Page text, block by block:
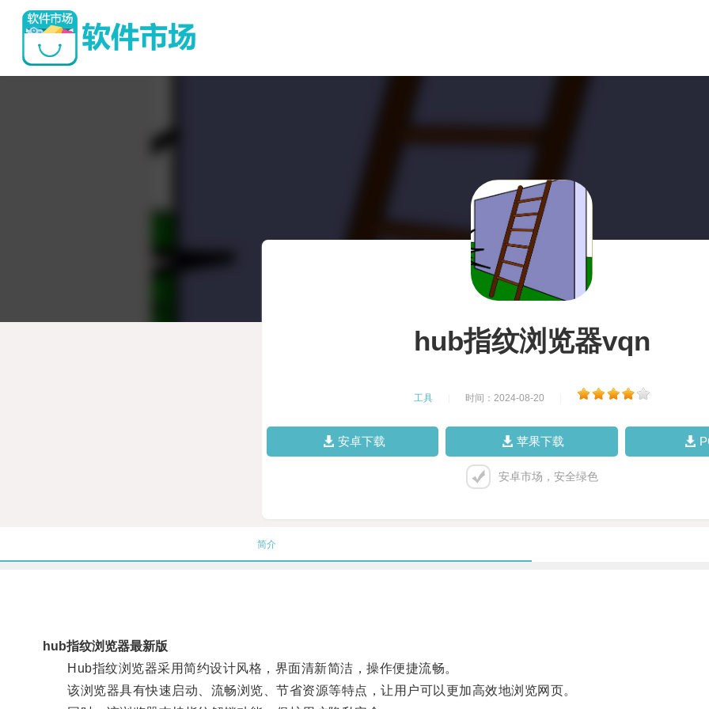
hub指纹浏览器vqn
工具 时间：2024-08-20
安卓下载 苹果下载
安卓市场，安全绿色
简介
hub指纹浏览器最新版
Hub指纹浏览器采用简约设计风格，界面清新简洁，操作便捷流畅。
该浏览器具有快速启动、流畅浏览、节省资源等特点，让用户可以更加高效地浏览网页。